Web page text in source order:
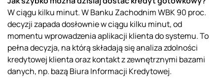
W ciągu kilku minut. W Banku Zachodnim WBK 90 proc.
decyzji zapada dosłownie w ciągu kilku minut, od
momentu wprowadzenia aplikacji klienta do systemu. To
pełna decyzja, na którą składają się analiza zdolności
kredytowej klienta oraz kontakt z zewnętrznymi bazami
danych, np. bazą Biura Informacji Kredytowej.